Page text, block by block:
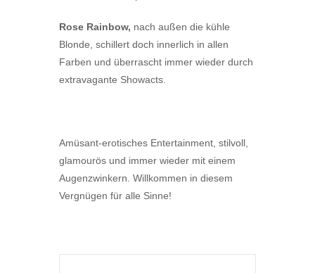
Rose Rainbow, nach außen die kühle
Blonde, schillert doch innerlich in allen
Farben und überrascht immer wieder durch
extravagante Showacts.
Amüsant-erotisches Entertainment, stilvoll,
glamourös und immer wieder mit einem
Augenzwinkern. Willkommen in diesem
Vergnügen für alle Sinne!